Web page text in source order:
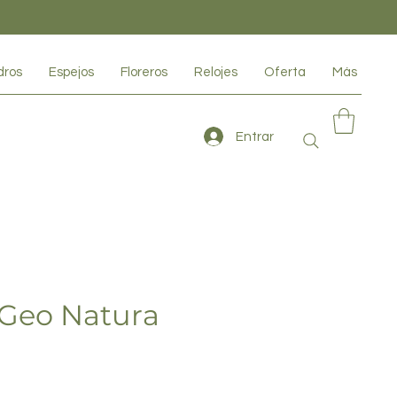
Espejos Floreros Relojes Oferta Más
Entrar
Natura